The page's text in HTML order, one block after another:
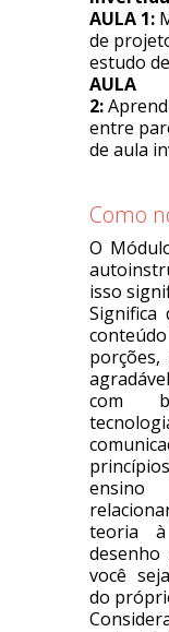
AULA 1:
de
estudo
AULA
2:
entre
de aula
Como
O
isso
Significa
com
teoria
desenho
você
do